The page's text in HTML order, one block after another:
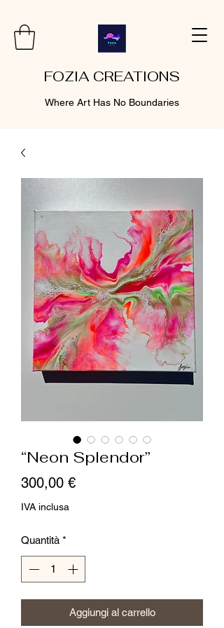
FOZIA CREATIONS
Where Art Has No Boundaries
“Neon Splendor”
300,00 €Prezzo
IVA inclusa
Quantità *
Aggiungi al carrello